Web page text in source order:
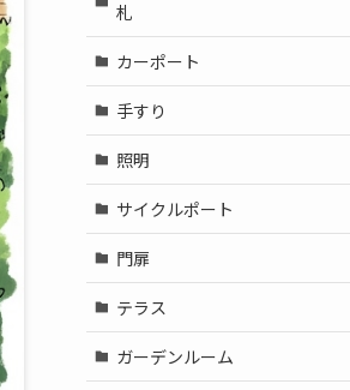
札
カーポート
手すり
照明
サイクルポート
門扉
テラス
ガーデンルーム